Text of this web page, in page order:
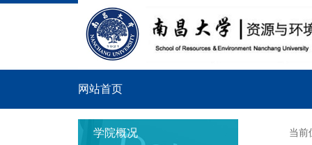
网站首页
导
学院概况 当前